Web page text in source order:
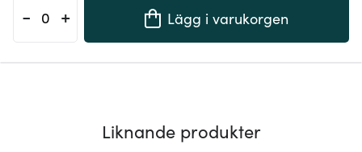
- + Lägg i varukorgen
Liknande produkter